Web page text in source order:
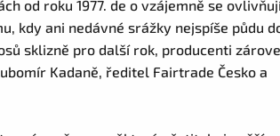
od roku 1977. de o vzájemně se
kdy ani nedávné srážky nejspíše půdu
sklizně pro další rok, producenti
Kadaně, ředitel Fairtrade Česko a